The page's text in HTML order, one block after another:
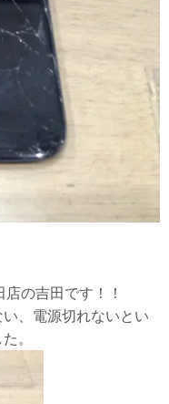
の吉田です！！
、電源切れないとい
。